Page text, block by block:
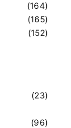
(164)
(165)
(152)
(23)
(96)